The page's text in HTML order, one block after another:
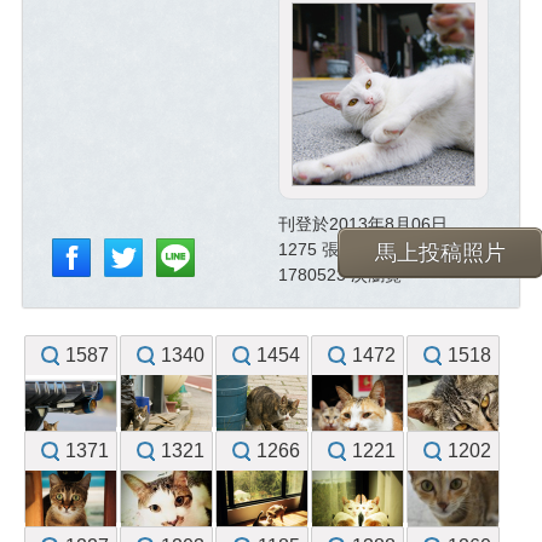
馬上投稿照片
刊登於2013年8月06日
1275 張已投稿照片
1780523 次瀏覽
1587 1340 1454 1472 1518
1371 1321 1266 1221 1202